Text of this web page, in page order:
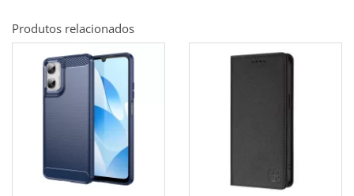
Produtos relacionados